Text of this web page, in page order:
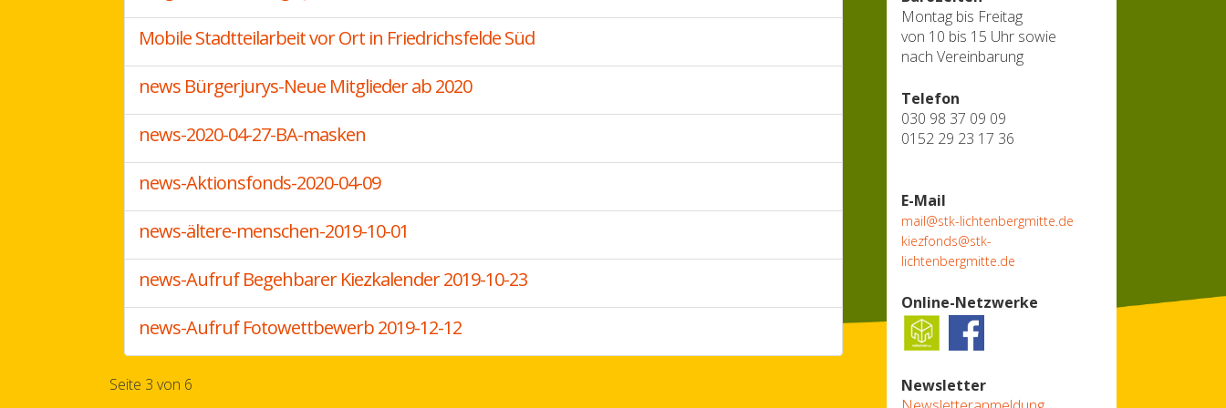
Mobile Stadtteilarbeit vor Ort in Friedrichsfelde Süd
news Bürgerjurys-Neue Mitglieder ab 2020
news-2020-04-27-BA-masken
news-Aktionsfonds-2020-04-09
news-ältere-menschen-2019-10-01
news-Aufruf Begehbarer Kiezkalender 2019-10-23
news-Aufruf Fotowettbewerb 2019-12-12
Seite 3 von 6
Montag bis Freitag
von 10 bis 15 Uhr sowie
nach Vereinbarung
Telefon
030 98 37 09 09
0152 29 23 17 36
E-Mail
mail@stk-lichtenbergmitte.de
kiezfonds@stk-
lichtenbergmitte.de
Online-Netzwerke
Newsletter